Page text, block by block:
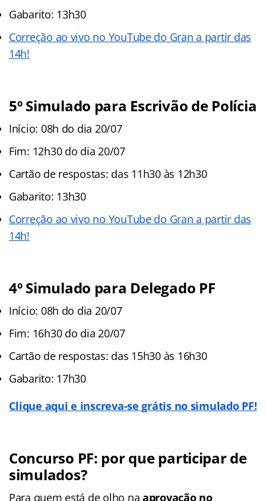
Gabarito: 13h30
Correção ao vivo no YouTube do Gran a partir das
14h!
5ºSimulado para Escrivão de Polícia
Início: 08h do dia 20/07
Fim: 12h30 do dia 20/07
Cartão de respostas: das 11h30 às 12h30
Gabarito: 13h30
Correção ao vivo no YouTube do Gran a partir das
14h!
4ºSimulado para Delegado PF
Início: 08h do dia 20/07
Fim: 16h30 do dia 20/07
Cartão de respostas: das 15h30 às 16h30
Gabarito: 17h30
Clique aqui e inscreva-se grátis no simulado PF!
Concurso PF: por que participar de
simulados?
Para quem está de olho na aprovação no